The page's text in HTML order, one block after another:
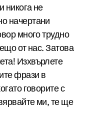
никога не
начертани
много трудно
от нас. Затова
Изхвърлете
фрази в
говорите с
ми, те ще